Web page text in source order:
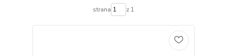
strana z 1